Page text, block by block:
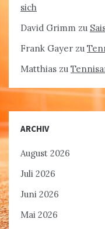
sich
David Grimm zu
Frank Gayer zu
Matthias zu
ARCHIV
August 2026
Juli 2026
Juni 2026
Mai 2026